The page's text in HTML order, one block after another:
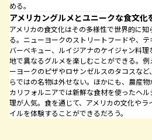
める。
アメリカングルメとユニークな食文化
アメリカの食文化はその多様性で世界的に知
る。ニューヨークのストリートフードや、テ
バーベキュー、ルイジアナのケイジャン料理
地で異なるグルメを楽しむことができる。例
ーヨークのピザやロサンゼルスのタコスなど
らではの名物は外せない。ほかにも、農産物
カリフォルニアでは新鮮な食材を使ったヘル
理が人気。食を通じて、アメリカの文化やラ
イルを体験することができるだろう。